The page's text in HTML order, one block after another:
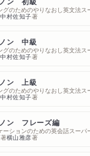
やり直して新しいスポ
up a new and
を始めたいんだ）
it’s worth sacrificing
睡眠を犠牲にする価
with the script, I
ら、ビールが飲みたい
グのためのやりなおし英文法ス
中村佐知子著
ン 中級
グのためのやりなおし英文法ス
中村佐知子著
ン 上級
グのためのやりなおし英文法ス
中村佐知子著
ン フレーズ編
ーションのための英会話スーパ
著横山雅彦著